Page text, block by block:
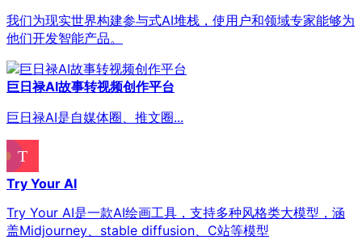
我们为现实世界构建参与式AI堆栈，使用户和领域专家能够为
他们开发智能产品。
巨日禄AI故事转视频创作平台
巨日禄AI是自媒体圈、推文圈...
Try Your AI
Try Your AI是一款AI绘画工具，支持多种风格类大模型，涵
盖Midjourney、stable diffusion、C站等模型